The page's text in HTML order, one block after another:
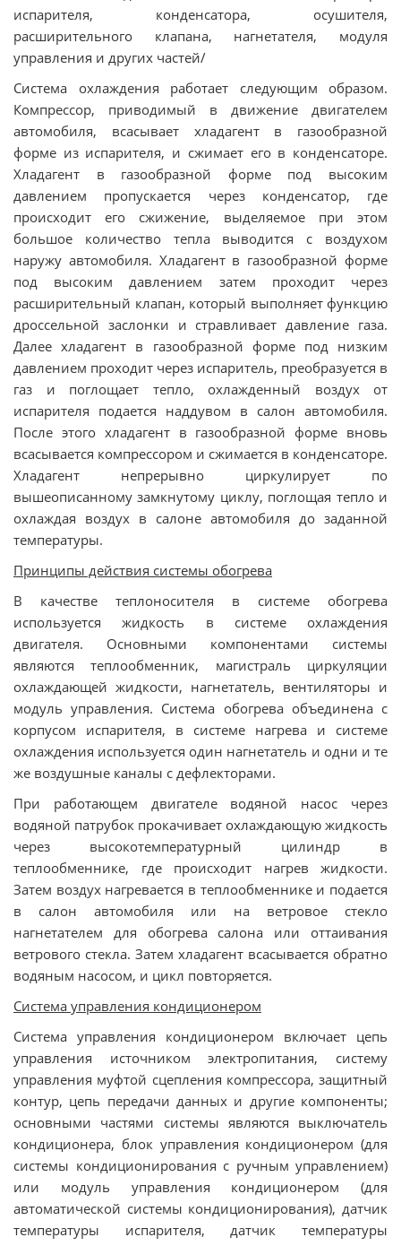
испарителя, конденсатора, осушителя,
расширительного клапана, нагнетателя, модуля
управления и других частей/
Система охлаждения работает следующим образом.
Компрессор, приводимый в движение двигателем
автомобиля, всасывает хладагент в газообразной
форме из испарителя, и сжимает его в конденсаторе.
Хладагент в газообразной форме под высоким
давлением пропускается через конденсатор, где
происходит его сжижение, выделяемое при этом
большое количество тепла выводится с воздухом
наружу автомобиля. Хладагент в газообразной форме
под высоким давлением затем проходит через
расширительный клапан, который выполняет функцию
дроссельной заслонки и стравливает давление газа.
Далее хладагент в газообразной форме под низким
давлением проходит через испаритель, преобразуется в
газ и поглощает тепло, охлажденный воздух от
испарителя подается наддувом в салон автомобиля.
После этого хладагент в газообразной форме вновь
всасывается компрессором и сжимается в конденсаторе.
Хладагент непрерывно циркулирует по
вышеописанному замкнутому циклу, поглощая тепло и
охлаждая воздух в салоне автомобиля до заданной
температуры.
Принципы действия системы обогрева
В качестве теплоносителя в системе обогрева
используется жидкость в системе охлаждения
двигателя. Основными компонентами системы
являются теплообменник, магистраль циркуляции
охлаждающей жидкости, нагнетатель, вентиляторы и
модуль управления. Система обогрева объединена с
корпусом испарителя, в системе нагрева и системе
охлаждения используется один нагнетатель и одни и те
же воздушные каналы с дефлекторами.
При работающем двигателе водяной насос через
водяной патрубок прокачивает охлаждающую жидкость
через высокотемпературный цилиндр в
теплообменнике, где происходит нагрев жидкости.
Затем воздух нагревается в теплообменнике и подается
в салон автомобиля или на ветровое стекло
нагнетателем для обогрева салона или оттаивания
ветрового стекла. Затем хладагент всасывается обратно
водяным насосом, и цикл повторяется.
Система управления кондиционером
Система управления кондиционером включает цепь
управления источником электропитания, систему
управления муфтой сцепления компрессора, защитный
контур, цепь передачи данных и другие компоненты;
основными частями системы являются выключатель
кондиционера, блок управления кондиционером (для
системы кондиционирования с ручным управлением)
или модуль управления кондиционером (для
автоматической системы кондиционирования), датчик
температуры испарителя, датчик температуры